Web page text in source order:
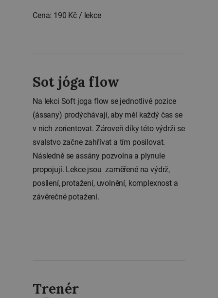
Cena: 190 Kč / lekce
Sot jóga flow
Na lekci Soft joga flow se jednotlivé pozice
(ássany) prodýchávají, aby měl každý čas se
v nich zorientovat. Zároveň díky této výdrži se
svalstvo začne zahřívat a tím posilovat.
Následně se assány pozvolna a plynule
propojují. Lekce jsou zaměřené na výdrž,
posílení, protažení, uvolnění, komplexnost a
závěrečné potažení.
Trenér